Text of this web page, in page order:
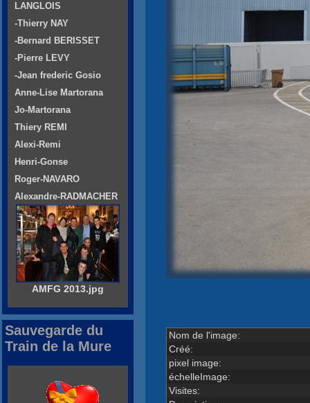
Nom de l'image:
Créé:
pixel image:
échelleImage:
Visites:
LANGLOIS
-Thierry NAY
-Bernard BERISSET
-Pierre LEVY
-Jean frederic Gosio
Anne-Lise Martorana
Jo-Martorana
Thiery REMI
Alexi-Remi
Henri-Gonse
Roger-NAVARO
Alexandre-RADMACHER
AMFG 2013.jpg
Sauvegarde du
Train de la Mure